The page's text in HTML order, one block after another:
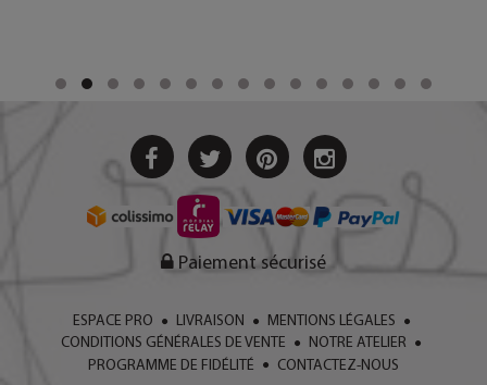
Paiement sécurisé
ESPACE PRO LIVRAISON
MENTIONS LÉGALES
CONDITIONS GÉNÉRALES DE VENTE
NOTRE ATELIER
PROGRAMME DE FIDÉLITÉ
CONTACTEZ-NOUS